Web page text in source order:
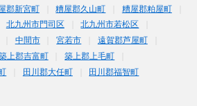
郡新宮町 糟屋郡久山町
糟屋郡粕屋町
北九州市門司区
北九州市若松区
中間市 宮若市
遠賀郡芦屋町
上郡吉富町
築上郡上毛町
田川郡大任町 田川郡福智町